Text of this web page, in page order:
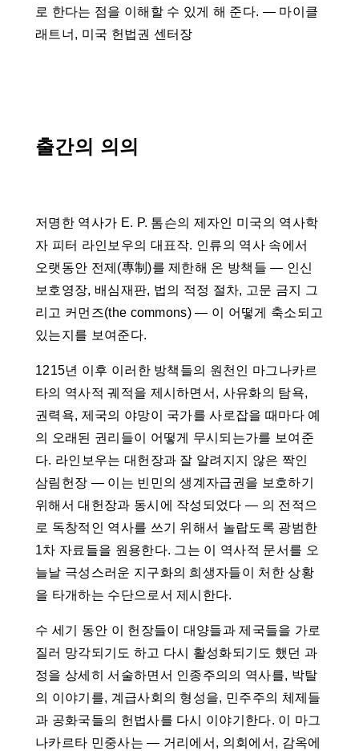
로 한다는 점을 이해할 수 있게 해 준다. ― 마이클
래트너, 미국 헌법권 센터장
출간의 의의
저명한 역사가 E. P. 톰슨의 제자인 미국의 역사학
자 피터 라인보우의 대표작. 인류의 역사 속에서
오랫동안 전제(專制)를 제한해 온 방책들 ― 인신
보호영장, 배심재판, 법의 적정 절차, 고문 금지 그
리고 커먼즈(the commons) ― 이 어떻게 축소되고
있는지를 보여준다.
1215년 이후 이러한 방책들의 원천인 마그나카르
타의 역사적 궤적을 제시하면서, 사유화의 탐욕,
권력욕, 제국의 야망이 국가를 사로잡을 때마다 예
의 오래된 권리들이 어떻게 무시되는가를 보여준
다. 라인보우는 대헌장과 잘 알려지지 않은 짝인
삼림헌장 ― 이는 빈민의 생계자급권을 보호하기
위해서 대헌장과 동시에 작성되었다 ― 의 전적으
로 독창적인 역사를 쓰기 위해서 놀랍도록 광범한
1차 자료들을 원용한다. 그는 이 역사적 문서를 오
늘날 극성스러운 지구화의 희생자들이 처한 상황
을 타개하는 수단으로서 제시한다.
수 세기 동안 이 헌장들이 대양들과 제국들을 가로
질러 망각되기도 하고 다시 활성화되기도 했던 과
정을 상세히 서술하면서 인종주의의 역사를, 박탈
의 이야기를, 계급사회의 형성을, 민주주의 체제들
과 공화국들의 헌법사를 다시 이야기한다. 이 마그
나카르타 민중사는 ― 거리에서, 의회에서, 감옥에